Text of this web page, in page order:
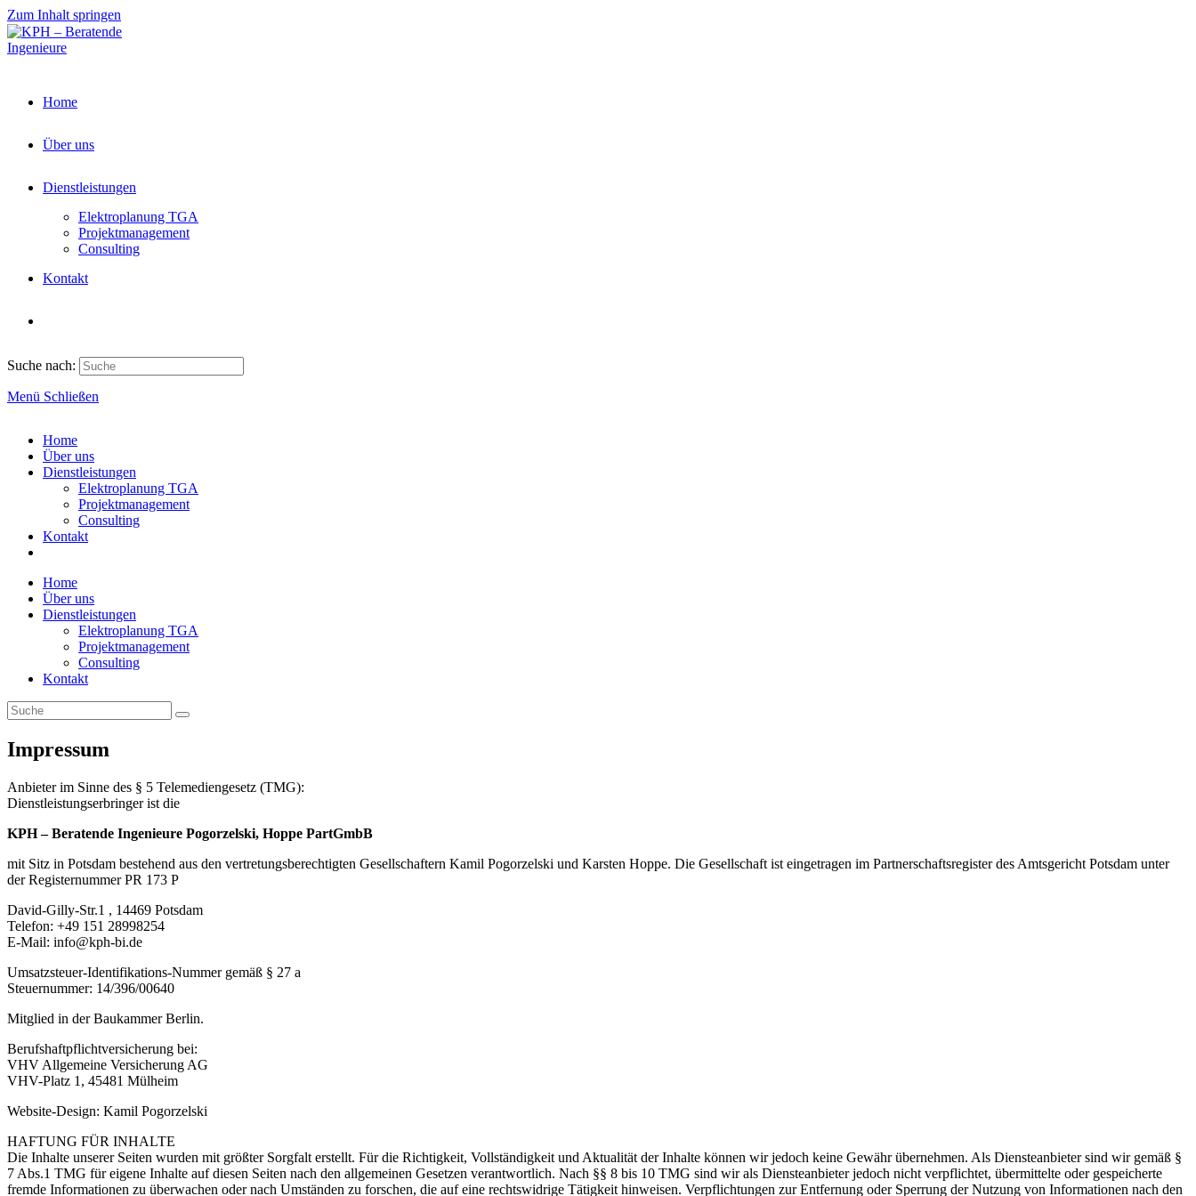
Zum Inhalt springen
Home
Über uns
Dienstleistungen
Elektroplanung TGA
Projektmanagement
Consulting
Kontakt
Suche nach:
Menü Schließen
Home
Über uns
Dienstleistungen
Elektroplanung TGA
Projektmanagement
Consulting
Kontakt
Home
Über uns
Dienstleistungen
Elektroplanung TGA
Projektmanagement
Consulting
Kontakt
Impressum
Anbieter im Sinne des § 5 Telemediengesetz (TMG):
Dienstleistungserbringer ist die
KPH – Beratende Ingenieure Pogorzelski, Hoppe PartGmbB
mit Sitz in Potsdam bestehend aus den vertretungsberechtigten Gesellschaftern Kamil Pogorzelski und Karsten Hoppe. Die Gesellschaft ist eingetragen im Partnerschaftsregister des Amtsgericht Potsdam unter
der Registernummer PR 173 P
David-Gilly-Str.1 , 14469 Potsdam
Telefon: +49 151 28998254
E-Mail: info@kph-bi.de
Umsatzsteuer-Identifikations-Nummer gemäß § 27 a
Steuernummer: 14/396/00640
Mitglied in der Baukammer Berlin.
Berufshaftpflichtversicherung bei:
VHV Allgemeine Versicherung AG
VHV-Platz 1, 45481 Mülheim
Website-Design: Kamil Pogorzelski
HAFTUNG FÜR INHALTE
Die Inhalte unserer Seiten wurden mit größter Sorgfalt erstellt. Für die Richtigkeit, Vollständigkeit und Aktualität der Inhalte können wir jedoch keine Gewähr übernehmen. Als Diensteanbieter sind wir gemäß §
7 Abs.1 TMG für eigene Inhalte auf diesen Seiten nach den allgemeinen Gesetzen verantwortlich. Nach §§ 8 bis 10 TMG sind wir als Diensteanbieter jedoch nicht verpflichtet, übermittelte oder gespeicherte
fremde Informationen zu überwachen oder nach Umständen zu forschen, die auf eine rechtswidrige Tätigkeit hinweisen. Verpflichtungen zur Entfernung oder Sperrung der Nutzung von Informationen nach den